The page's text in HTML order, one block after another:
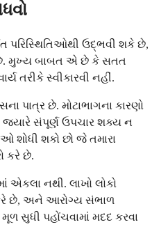
પરિસ્થિતિઓથી ઉદ્ભવી શકે છે,
મુખ્ય બાબત એ છે કે સતત
તરીકે સ્વીકારવી નહીં.
પાત્ર છે. મોટાભાગના કારણો
જ્યારે સંપૂર્ણ ઉપચાર શક્ય ન
શોધી શકો છો જે તમારા
કરે છે.
એકલા નથી. લાખો લોકો
છે, અને આરોગ્ય સંભાળ
સુધી પહોંચવામાં મદદ કરવા